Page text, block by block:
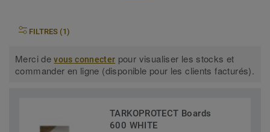
FILTRES (1)
Merci devous connecter pour visualiser les stocks et
commander en ligne (disponible pour les clients facturés).
TARKOPROTECT Boards
600 WHITE